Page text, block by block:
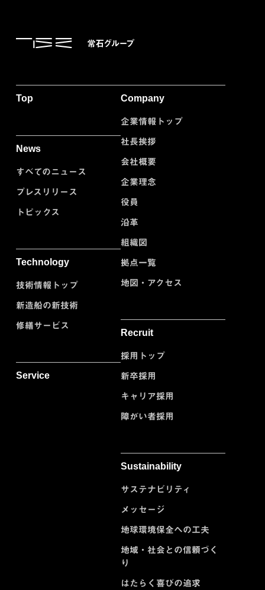
Top
News
すべてのニュース
プレスリリース
トピックス
Technology
技術情報トップ
新造船の新技術
修繕サービス
Service
Company
企業情報トップ
社長挨拶
会社概要
企業理念
役員
沿革
組織図
拠点一覧
地図・アクセス
Recruit
採用トップ
新卒採用
キャリア採用
障がい者採用
Sustainability
サステナビリティ
メッセージ
地球環境保全への工夫
地域・社会との信頼づく
り
はたらく喜びの追求